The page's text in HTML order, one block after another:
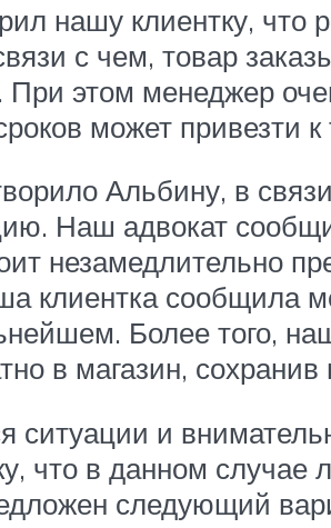
нашу клиентку, что
с чем, товар
При этом менеджер
может привезти
Альбину, в
Наш адвокат
незамедлительно
клиентка сообщила
Более того,
в магазин,
ситуации и
что в данном
следующий